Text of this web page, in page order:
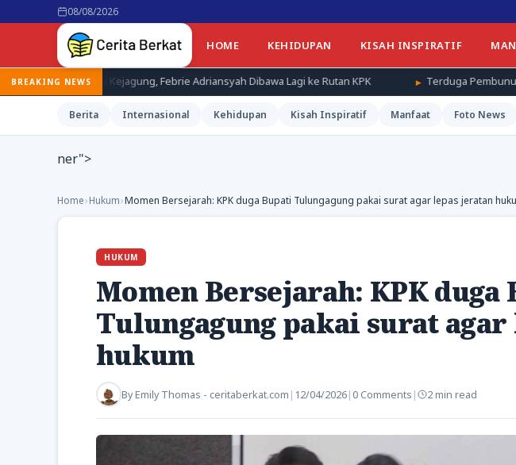
08/08/2026
HOME KEHIDUPAN KISAH INSPIRATIF
BREAKING NEWS
Kejagung, Febrie Adriansyah Dibawa Lagi ke Rutan KPK Terduga Pembunuh Bos Konter HP
Berita Internasional Kehidupan Kisah Inspiratif Manfaat Foto News
ner">
Home›Hukum›Momen Bersejarah: KPK duga Bupati Tulungagung pakai surat agar lepas jeratan
HUKUM
Momen Bersejarah: KPK duga
Tulungagung pakai surat
hukum
ByEmily Thomas - ceritaberkat.com | 12/04/2026| 0 Comments | 2 min read